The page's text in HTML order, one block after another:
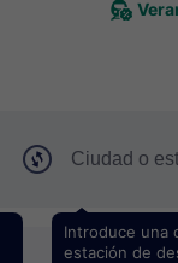
Introduce una
estación de